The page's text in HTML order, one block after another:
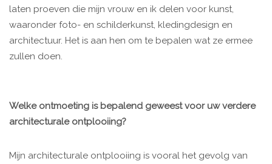
laten proeven die mijn vrouw en ik delen voor kunst,
waaronder foto- en schilderkunst, kledingdesign en
architectuur. Het is aan hen om te bepalen wat ze ermee
zullen doen.
Welke ontmoeting is bepalend geweest voor uw verdere
architecturale ontplooiing?
Mijn architecturale ontplooiing is vooral het gevolg van